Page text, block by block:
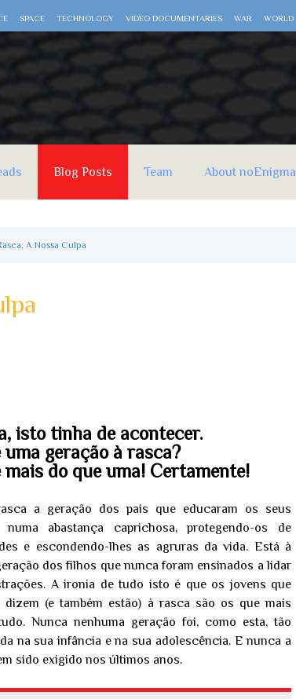
SPACE TECHNOLOGY VIDEO DOCUMENTARIES WAR WORLD
Blog Posts Team About noEnigma
A Nossa Culpa
isto tinha de acontecer.
geração à rasca?
do que uma! Certamente!
a geração dos pais que educaram os seus
numa abastança caprichosa, protegendo-os de
e escondendo-lhes as agruras da vida. Está à
dos filhos que nunca foram ensinados a lidar
A ironia de tudo isto é que os jovens que
dizem (e também estão) à rasca são os que mais
Nunca nenhuma geração foi, como esta, tão
na sua infância e na sua adolescência. E nunca a
sido exigido nos últimos anos.